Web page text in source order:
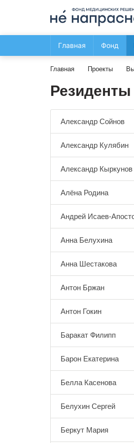
Главная Фонд
Главная Проекты
Александр Сойнов
Александр Кулябин
Александр Кыркунов
Алёна Родина
Андрей Исаев-
Анна Белухина
Анна Шестакова
Антон Бржан
Антон Гокин
Баракат Филипп
Барон Екатерина
Белла Касенова
Белухин Сергей
Беркут Мария